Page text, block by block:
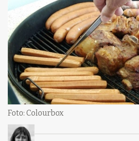
Foto: Colourbox